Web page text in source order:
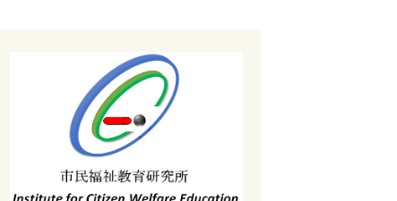
アーカイブ（４）
記事（151）～
アーカイブ（５）
記事（201）～
アーカイブ（３）
調査報告
アーカイブ（４）
実践報告
アーカイブ（５）